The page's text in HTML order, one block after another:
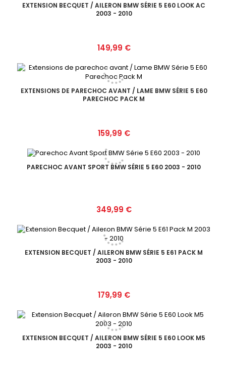
EXTENSION BECQUET / AILERON BMW SÉRIE 5 E60 LOOK AC
2003 - 2010
Prix
149,99 €
EXTENSIONS DE PARECHOC AVANT / LAME BMW SÉRIE 5 E60
PARECHOC PACK M
Prix
159,99 €
PARECHOC AVANT SPORT BMW SÉRIE 5 E60 2003 - 2010
Prix
349,99 €
EXTENSION BECQUET / AILERON BMW SÉRIE 5 E61 PACK M
2003 - 2010
Prix
179,99 €
EXTENSION BECQUET / AILERON BMW SÉRIE 5 E60 LOOK M5
2003 - 2010